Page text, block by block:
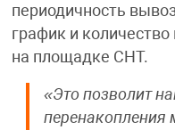
периодичность
график и
на площадке СНТ.
«Это позволит
перенакопления